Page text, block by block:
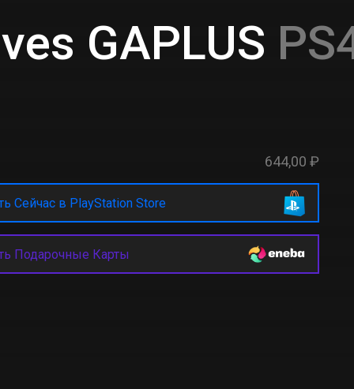
GAPLUS
644,00 ₽
Сейчас в PlayStation Store
Подарочные Карты